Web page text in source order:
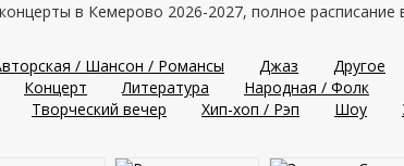
в Кемерово 2026-2027, полное расписание
/ Шансон / Романсы Джаз Другое
Концерт Литература Народная / Фолк
Творческий вечер Хип-хоп / Рэп Шоу